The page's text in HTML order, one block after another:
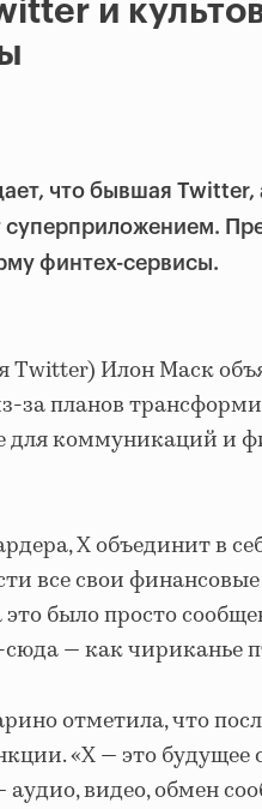
и
что бывшая Twitter,
суперприложением.
финтех-сервисы.
Twitter) Илон Маск
за планов
для коммуникаций и
X объединит в
все свои
было просто
— как чириканье
отметила, что
«X — это будущее
аудио, видео, обмен